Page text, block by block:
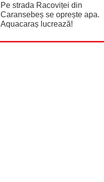
Pe strada Racoviței din
Caransebeș se oprește apa.
Aquacaraș lucrează!